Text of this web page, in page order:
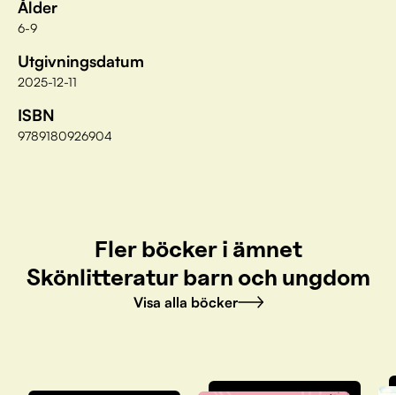
Ålder
6-9
Utgivningsdatum
2025-12-11
ISBN
9789180926904
Fler böcker i ämnet
Skönlitteratur barn och ungdom
Visa alla böcker